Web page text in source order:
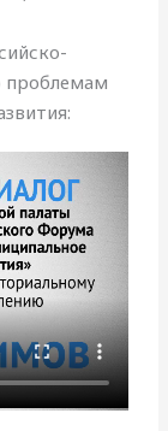
проблемам